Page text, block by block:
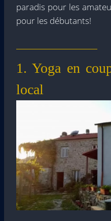
paradis pour les
pour les débutants!
1. Yoga en
local